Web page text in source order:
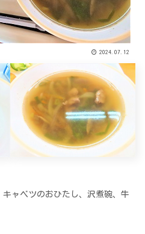
2024.07.12
ャベツのおひたし、沢煮碗、牛